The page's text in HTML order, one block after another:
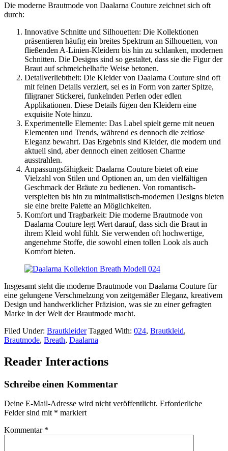
Die moderne Brautmode von Daalarna Couture zeichnet sich oft
durch:
Innovative Schnitte und Silhouetten: Die Kollektionen
präsentieren häufig ein breites Spektrum an Silhouetten, von
fließenden A-Linien-Kleidern bis hin zu schlanken, modernen
Schnitten. Die Designs sind so gestaltet, dass sie die Figur der
Braut auf schmeichelhafte Weise betonen.
Detailverliebtheit: Die Kleider von Daalarna Couture sind oft
mit feinen Details verziert, sei es in Form von zarter Spitze,
filigraner Stickerei, funkelnden Perlen oder edlen
Applikationen. Diese Details fügen den Kleidern eine
exquisite Note hinzu.
Experimentelle Elemente: Das Label spielt gerne mit neuen
Elementen und Trends, während es dennoch die zeitlose
Eleganz bewahrt. Das Ergebnis sind Kleider, die modern und
aktuell sind, aber dennoch einen zeitlosen Charme
ausstrahlen.
Anpassungsfähigkeit: Daalarna Couture bietet oft eine
Vielzahl von Stilen und Optionen an, um den vielfältigen
Geschmack der Bräute zu bedienen. Von romantisch-
verspielten bis hin zu minimalistisch-modernen Designs bieten
sie eine breite Palette an Möglichkeiten.
Komfort und Tragbarkeit: Die moderne Brautmode von
Daalarna Couture legt Wert darauf, dass sich die Braut in
ihrem Kleid wohl fühlt. Sie verwenden oft hochwertige,
angenehme Stoffe, die sowohl einen tollen Look als auch
Komfort bieten.
Insgesamt steht die moderne Brautmode von Daalarna Couture für
eine gelungene Verschmelzung von zeitgemäßer Eleganz, kreativem
Design und handwerklicher Präzision, was sie zu einer gefragten
Marke in der Welt der Brautmode macht.
Filed Under: Brautkleider Tagged With: 024, Brautkleid,
Brautmode, Breath, Daalarna
Reader Interactions
Schreibe einen Kommentar
Deine E-Mail-Adresse wird nicht veröffentlicht. Erforderliche
Felder sind mit * markiert
Kommentar *